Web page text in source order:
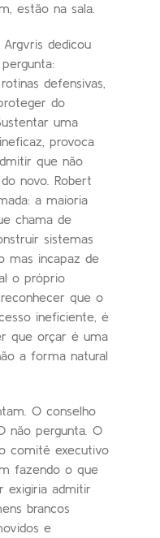
estão na sala.
dedicou
defensivas,
do
uma
provoca
que não
novo. Robert
a maioria
chama de
sistemas
mas incapaz de
o próprio
que o
ineficiente, é
que orçar é uma
a forma natural
O conselho
não pergunta. O
comitê executivo
fazendo o que
exigiria admitir
brancos
e